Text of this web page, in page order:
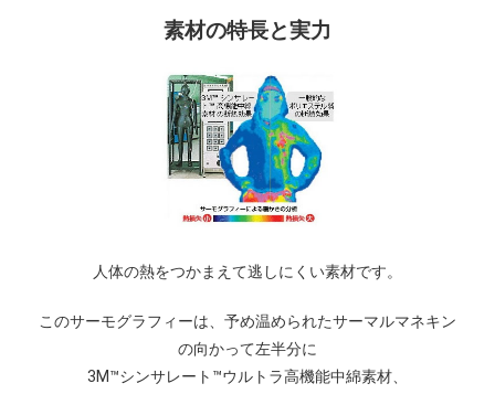
素材の特長と実力
人体の熱をつかまえて逃しにくい素材です。
このサーモグラフィーは、予め温められたサーマルマネキン
の向かって左半分に
3M™シンサレート™ウルトラ高機能中綿素材、